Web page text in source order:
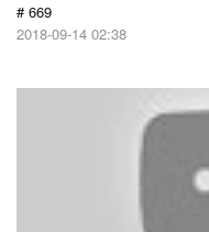
# 669
2018-09-14 02:38